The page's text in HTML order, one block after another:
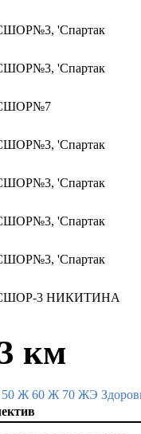
'Спартак
'Спартак
'Спартак
'Спартак
'Спартак
'Спартак
3 НИКИТИНА
км
Ж 60 Ж 70 ЖЭ